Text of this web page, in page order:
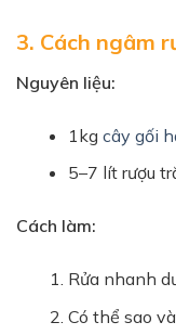
3. Cách ngâm
Nguyên liệu:
1kg cây gối
5–7 lít rượu
Cách làm:
Rửa nhanh
Có thể sao